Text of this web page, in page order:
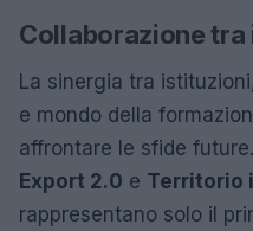
Collaborazione
La sinergia tra
e mondo della
affrontare le sfide
Export 2.0 e Territorio
rappresentano solo il